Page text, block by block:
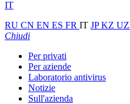
IT
RU CN EN ES FR IT JPKZ UZ
Chiudi
Per privati
Per aziende
Laboratorio antivirus
Notizie
Sull'azienda